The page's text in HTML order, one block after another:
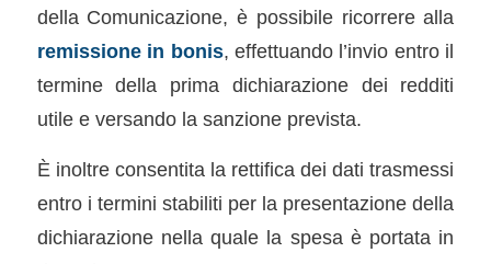
della Comunicazione, è possibile ricorrere alla
remissione in bonis, effettuando l’invio entro il
termine della prima dichiarazione dei redditi
utile e versando la sanzione prevista.
È inoltre consentita la rettifica dei dati trasmessi
entro i termini stabiliti per la presentazione della
dichiarazione nella quale la spesa è portata in